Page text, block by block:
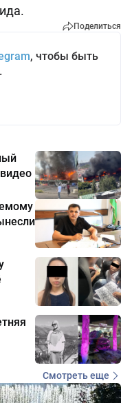
Поделиться
, чтобы быть
Смотреть еще